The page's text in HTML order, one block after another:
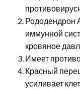
Рододендрон
иммунной
кровяное
Имеет
Красный
усиливает